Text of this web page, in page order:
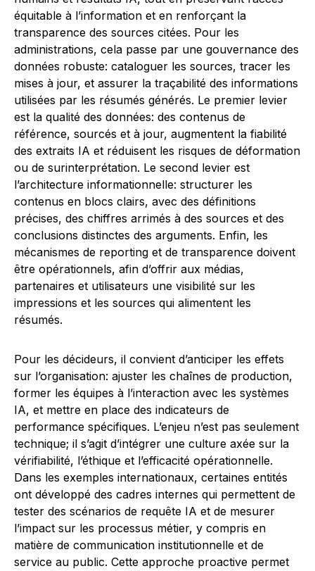
équitable à l’information et en renforçant la
transparence des sources citées. Pour les
administrations, cela passe par une gouvernance des
données robuste: cataloguer les sources, tracer les
mises à jour, et assurer la traçabilité des informations
utilisées par les résumés générés. Le premier levier
est la qualité des données: des contenus de
référence, sourcés et à jour, augmentent la fiabilité
des extraits IA et réduisent les risques de déformation
ou de surinterprétation. Le second levier est
l’architecture informationnelle: structurer les
contenus en blocs clairs, avec des définitions
précises, des chiffres arrimés à des sources et des
conclusions distinctes des arguments. Enfin, les
mécanismes de reporting et de transparence doivent
être opérationnels, afin d’offrir aux médias,
partenaires et utilisateurs une visibilité sur les
impressions et les sources qui alimentent les
résumés.
Pour les décideurs, il convient d’anticiper les effets
sur l’organisation: ajuster les chaînes de production,
former les équipes à l’interaction avec les systèmes
IA, et mettre en place des indicateurs de
performance spécifiques. L’enjeu n’est pas seulement
technique; il s’agit d’intégrer une culture axée sur la
vérifiabilité, l’éthique et l’efficacité opérationnelle.
Dans les exemples internationaux, certaines entités
ont développé des cadres internes qui permettent de
tester des scénarios de requête IA et de mesurer
l’impact sur les processus métier, y compris en
matière de communication institutionnelle et de
service au public. Cette approche proactive permet